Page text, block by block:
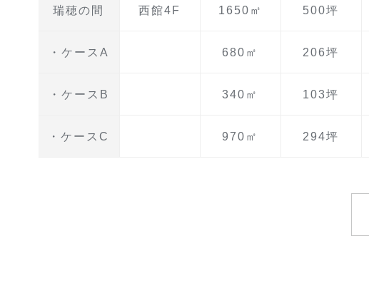
瑞穂の間 西館4F 1650㎡ 500坪
・ケースA 680㎡ 206坪
・ケースB 340㎡ 103坪
・ケースC 970㎡ 294坪